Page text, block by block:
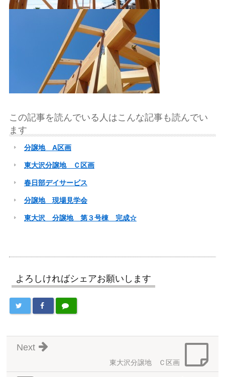
この記事を読んでいる人はこんな記事も読んでい
ます
分譲地 A区画
東大沢分譲地 Ｃ区画
春日部デイサービス
分譲地 現場見学会
東大沢 分譲地 第３号棟 完成☆
よろしければシェアお願いします
東大沢分譲地 Ｃ区画
Next